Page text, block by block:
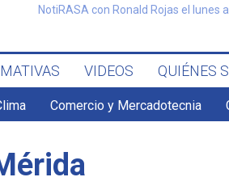
NotiRASA con Ronald Rojas el lunes
VIDEOS QUIÉNES
Comercio y Mercadotecnia